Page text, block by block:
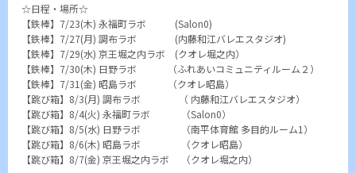
☆日程・場所☆
【鉄棒】7/23(木) 永福町ラボ (Salon0)
【鉄棒】7/27(月) 調布ラボ (内藤和江バレエスタジオ)
【鉄棒】7/29(水) 京王堀之内ラボ (クオレ堀之内）
【鉄棒】7/30(木) 日野ラボ （ふれあいコミュニティルーム２）
【鉄棒】7/31(金) 昭島ラボ （クオレ昭島）
【跳び箱】8/3(月) 調布ラボ （ 内藤和江バレエスタジオ）
【跳び箱】8/4(火) 永福町ラボ （Salon0）
【跳び箱】8/5(水) 日野ラボ （南平体育館 多目的ルーム1）
【跳び箱】8/6(木) 昭島ラボ （クオレ昭島）
【跳び箱】8/7(金) 京王堀之内ラボ （クオレ堀之内）